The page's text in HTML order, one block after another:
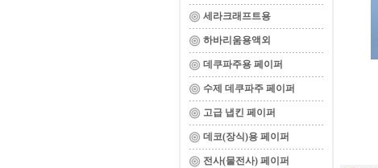
세라크래프트용
하바리움용액외
데쿠파주용 페이퍼
수제 데쿠파주 페이퍼
고급 냅킨 페이퍼
데코(장식)용 페이퍼
전사(물전사) 페이퍼